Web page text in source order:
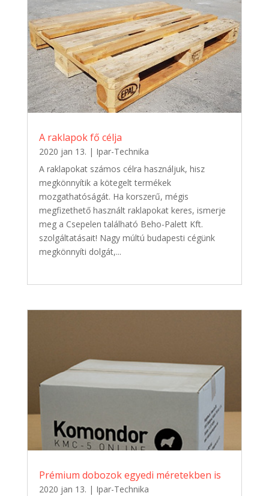
A raklapok fő célja
2020 jan 13. | Ipar-Technika
A raklapokat számos célra használjuk, hisz
megkönnyítik a kötegelt termékek
mozgathatóságát. Ha korszerű, mégis
megfizethető használt raklapokat keres, ismerje
meg a Csepelen található Beho-Palett Kft.
szolgáltatásait! Nagy múltú budapesti cégünk
megkönnyíti dolgát,...
Prémium dobozok egyedi méretekben is
2020 jan 13. | Ipar-Technika